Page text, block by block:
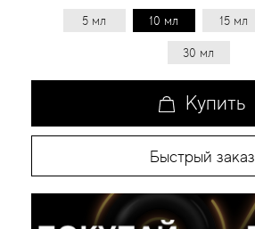
5 мл 10 мл 15 мл
30 мл
Купить
Быстрый заказ